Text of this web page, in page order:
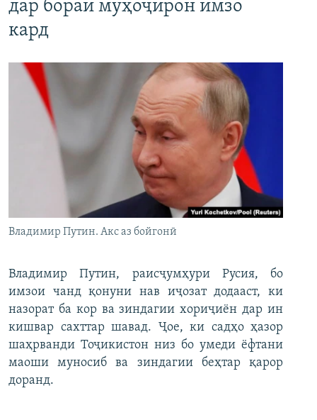
дар бораи муҳоҷирон имзо
кард
Владимир Путин. Акс аз бойгонӣ
Владимир Путин, раисҷумҳури Русия, бо
имзои чанд қонуни нав иҷозат додааст, ки
назорат ба кор ва зиндагии хориҷиён дар ин
кишвар сахттар шавад. Ҷое, ки садҳо ҳазор
шаҳрванди Тоҷикистон низ бо умеди ёфтани
маоши муносиб ва зиндагии беҳтар қарор
доранд.